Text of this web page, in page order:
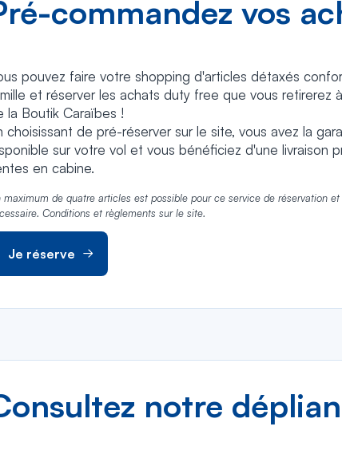
commandez vos
pouvez faire votre shopping d'articles détaxés
et réserver les achats duty free que vous retirerez
la Boutik Caraïbes !
choisissant de pré-réserver sur le site, vous avez la
sur votre vol et vous bénéficiez d'une livraison
en cabine.
maximum de quatre articles est possible pour ce service de réservation
Conditions et règlements sur le site.
Je réserve
notre